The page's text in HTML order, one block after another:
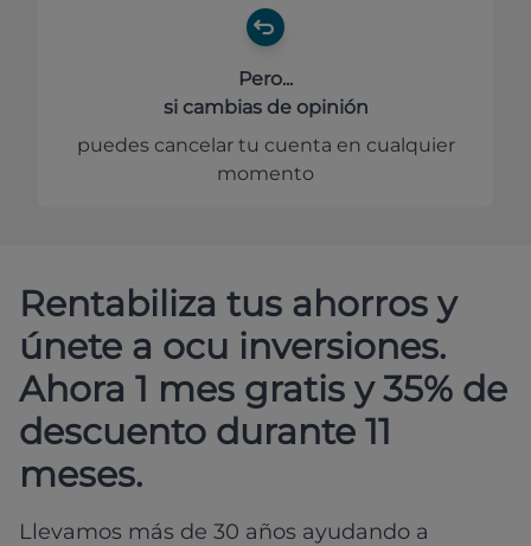
Pero...
si cambias de opinión
puedes cancelar tu cuenta en cualquier
momento
Rentabiliza tus ahorros y
únete a ocu inversiones.
Ahora 1 mes gratis y 35% de
descuento durante 11
meses.
Llevamos más de 30 años ayudando a